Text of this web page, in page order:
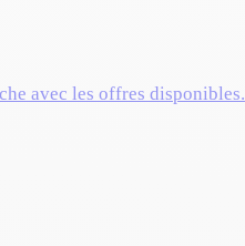
avec les offres disponibles.